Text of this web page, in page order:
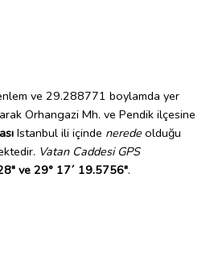
ve 29.288771 boylamda yer
Orhangazi Mh. ve Pendik ilçesine
Istanbul ili içinde nerede olduğu
Vatan Caddesi GPS
ve 29° 17´ 19.5756".